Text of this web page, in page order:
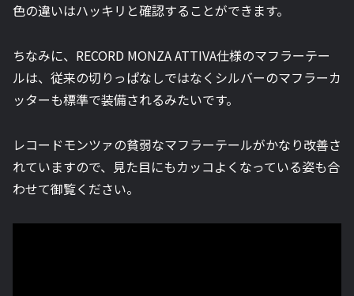
色の違いはハッキリと確認することができます。
ちなみに、RECORD MONZA ATTIVA仕様のマフラーテー
ルは、従来の切りっぱなしではなくシルバーのマフラーカ
ッターも標準で装備されるみたいです。
レコードモンツァの貧弱なマフラーテールがかなり改善さ
れていますので、見た目にもカッコよくなっている姿も合
わせて御覧ください。